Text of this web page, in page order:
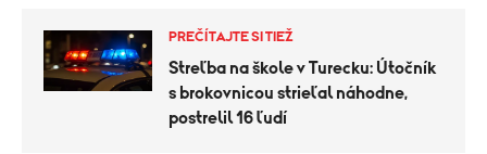
PREČÍTAJTE SI TIEŽ
Streľba na škole v Turecku: Útočník
s brokovnicou strieľal náhodne,
postrelil 16 ľudí